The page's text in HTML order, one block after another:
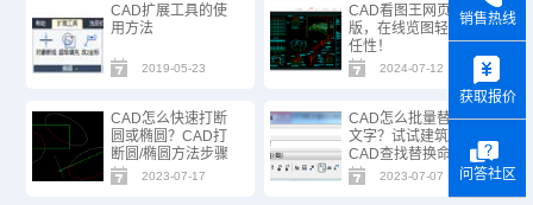
CAD扩展工具的使
用方法
2019-05-23
CAD看图王网页
版，在线览图轻松
任性！
2024-07-12
CAD怎么快速打断
圆或椭圆？CAD打
断圆/椭圆方法步骤
2023-07-17
CAD怎么批量替换
文字？试试建筑
CAD查找替换命
令！
2023-07-07
销售热线
获取报价
问答社区